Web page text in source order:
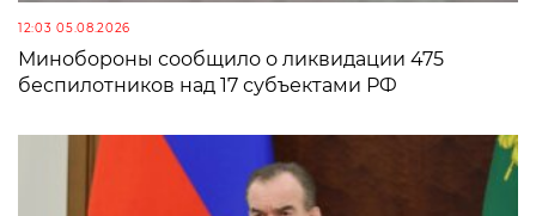
12:03 05.08.2026
Минобороны сообщило о ликвидации 475
беспилотников над 17 субъектами РФ